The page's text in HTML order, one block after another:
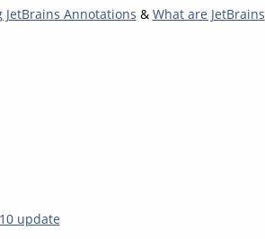
Annotations & What are JetBrains
update